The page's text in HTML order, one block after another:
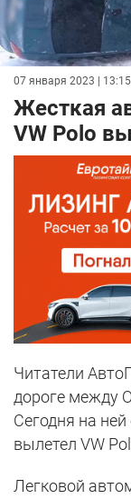
07 января 2023 | 13:15
Жесткая
VW Polo
Читатели
дороге между
Сегодня на
вылетел VW
Легковой